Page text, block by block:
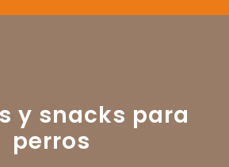
y snacks para
perros